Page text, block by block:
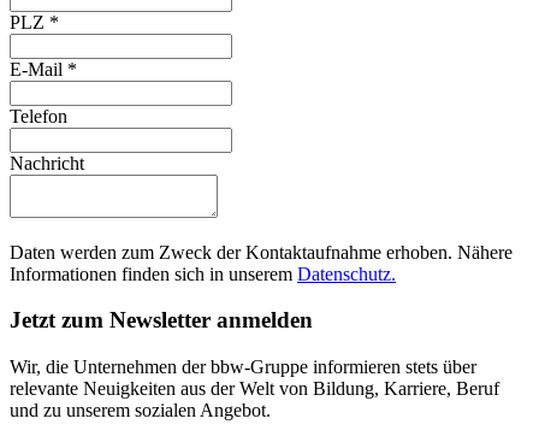
PLZ *
E-Mail *
Telefon
Nachricht
Daten werden zum Zweck der Kontaktaufnahme erhoben. Nähere
Informationen finden sich in unserem Datenschutz.
Jetzt zum Newsletter anmelden
Wir, die Unternehmen der bbw-Gruppe informieren stets über
relevante Neuigkeiten aus der Welt von Bildung, Karriere, Beruf
und zu unserem sozialen Angebot.